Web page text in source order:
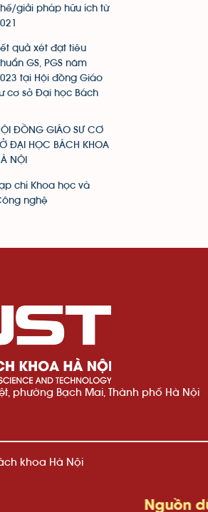
giải pháp hữu ích từ
quả xét đạt tiêu
GS, PGS năm
tại Hội đồng Giáo
cơ sở Đại học Bách
ĐỒNG GIÁO SƯ CƠ
ĐẠI HỌC BÁCH KHOA
NỘI
chí Khoa học và
nghệ
phường Bạch Mai, Thành phố Hà Nội
khoa Hà Nội
Nguồn dữ liệu số: